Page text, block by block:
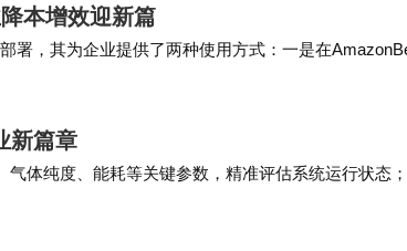
本增效迎新篇
署，其为企业提供了两种使用方式：一是在
新篇章
体纯度、能耗等关键参数，精准评估系统运行状态
能降低不良影响。 当绿电制氢迈向…